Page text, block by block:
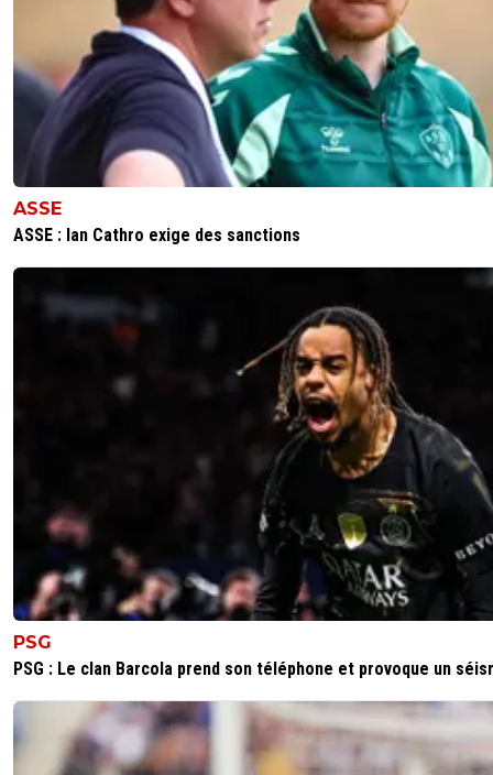
ASSE
ASSE : Ian Cathro exige des sanctions
PSG
PSG : Le clan Barcola prend son téléphone et provoque un